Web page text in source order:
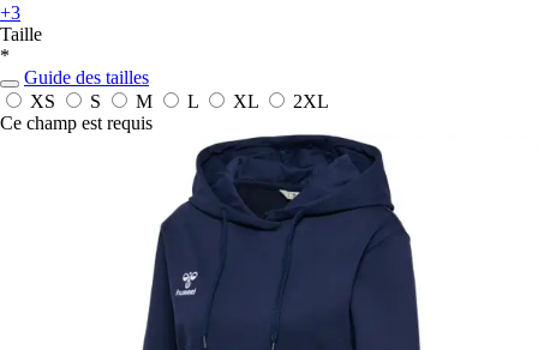
+3
Taille
*
Guide des tailles
XS
S M L XL
2XL
Ce champ est requis